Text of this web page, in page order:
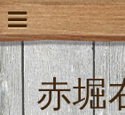
赤堀